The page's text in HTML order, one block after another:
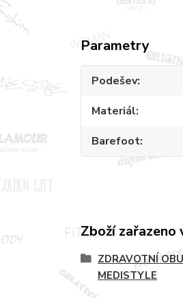
Parametry
Podešev
Materiál
Barefoot
Zboží
ZDRAVOTNÍ
MEDISTYLE